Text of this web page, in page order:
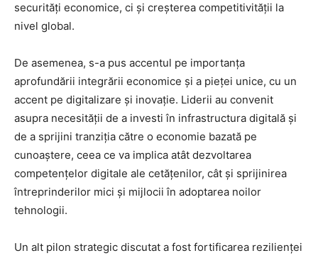
securități economice, ci și creșterea competitivității la
nivel global.
De asemenea, s-a pus accentul pe importanța
aprofundării integrării economice și a pieței unice, cu un
accent pe digitalizare și inovație. Liderii au convenit
asupra necesității de a investi în infrastructura digitală și
de a sprijini tranziția către o economie bazată pe
cunoaștere, ceea ce va implica atât dezvoltarea
competențelor digitale ale cetățenilor, cât și sprijinirea
întreprinderilor mici și mijlocii în adoptarea noilor
tehnologii.
Un alt pilon strategic discutat a fost fortificarea rezilienței